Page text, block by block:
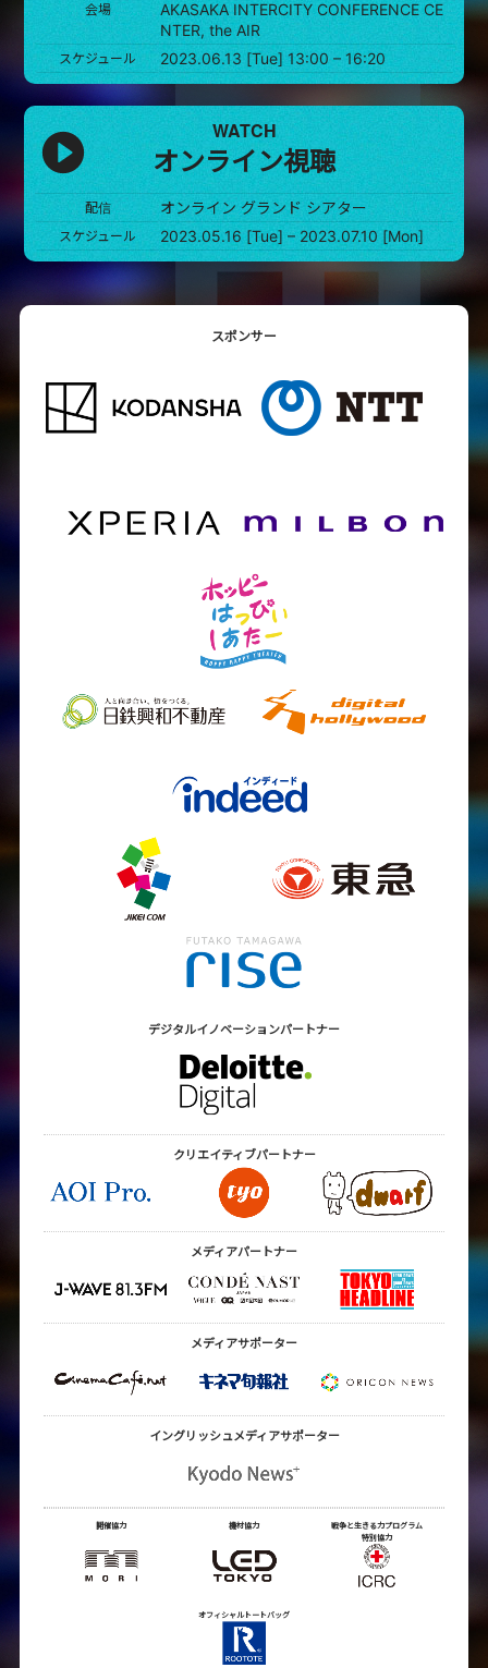
会場
AKASAKA INTERCITY CONFERENCE CE
NTER, the AIR
スケジュール 2023.06.13 [Tue] 13:00 – 16:20
WATCH
オンライン視聴
配信 オンライン グランド シアター
スケジュール 2023.05.16 [Tue] – 2023.07.10 [Mon]
スポンサー
デジタルイノベーションパートナー
クリエイティブパートナー
メディアパートナー
メディアサポーター
イングリッシュメディアサポーター
開催協力 機材協力
戦争と生きる力プログラム
特別協力
オフィシャルトートバッグ